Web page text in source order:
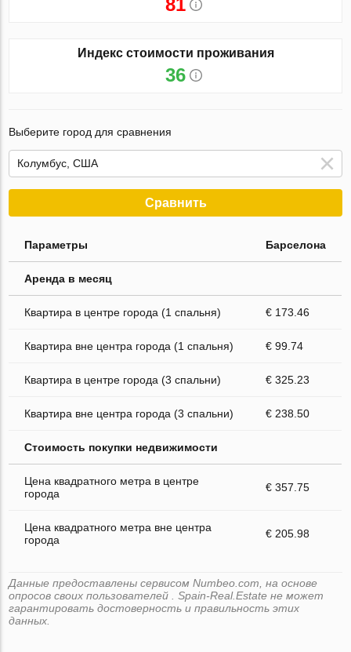
Индекс стоимости проживания
36
Выберите город для сравнения
Сравнить
Параметры Барселона
Аренда в месяц
Квартира в центре города (1 спальня) € 173.46
Квартира вне центра города (1 спальня) € 99.74
Квартира в центре города (3 спальни) € 325.23
Квартира вне центра города (3 спальни) € 238.50
Стоимость покупки недвижимости
Цена квадратного метра в центре
города
€ 357.75
Цена квадратного метра вне центра
города
€ 205.98
Данные предоставлены сервисом Numbeo.com, на основе
опросов своих пользователей . Spain-Real.Estate не может
гарантировать достоверность и правильность этих
данных.